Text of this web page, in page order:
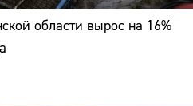
области вырос на 16%